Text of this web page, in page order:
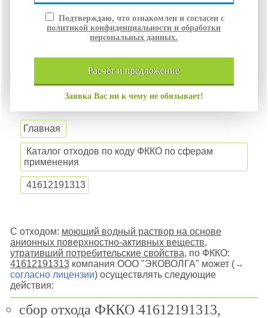
Подтверждаю, что ознакомлен и согласен с
политикой конфиденциальности и обработки
персональных данных.
расчёт ипредложение
Заявка Вас ни к чему не обязывает!
Главная
Каталог отходов по коду ФККО по сферам
применения
41612191313
С отходом: моющий водный раствор на основе
анионных поверхностно-активных веществ,
утративший потребительские свойства, по ФККО:
41612191313компания ООО "ЭКОВОЛГА" может (→
согласно лицензии) осуществлять следующие
действия:
сбор отхода ФККО 41612191313,